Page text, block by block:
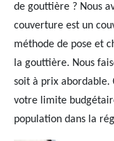
de gouttière ? Nous
couverture est un
méthode de pose et
la gouttière. Nous
soit à prix abordable.
votre limite
population dans la